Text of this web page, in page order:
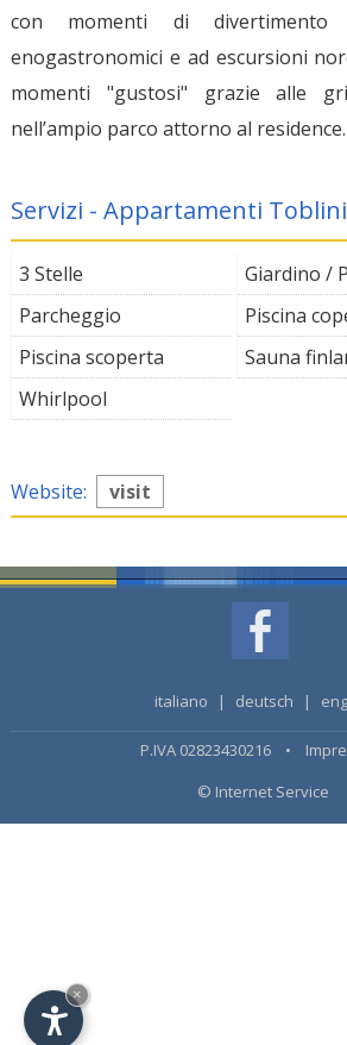
con momenti di
enogastronomici e ad escursioni
momenti "gustosi" grazie alle
nell’ampio parco attorno al residence.
Servizi - Appartamenti
3 Stelle
Giardino /
Parcheggio
Piscina
Piscina scoperta
Sauna
Whirlpool
Website: visit
italiano | deutsch |
P.IVA 02823430216 •
© Internet Service
×